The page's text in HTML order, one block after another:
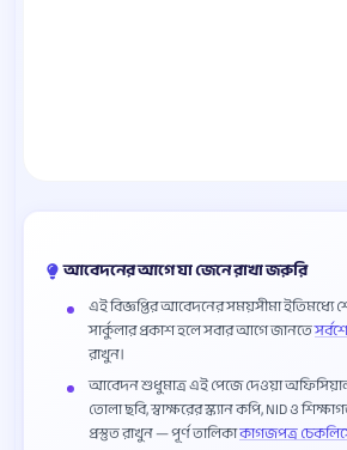
আবেদনের আগে যা জেনে রাখা জরুরি
এই বিজ্ঞপ্তির আবেদনের সময়সীমা
সার্কুলার প্রকাশ হলে সবার আগে জানতে
রাখুন।
আবেদন শুধুমাত্র এই পেজে দেওয়া
তোলা ছবি, স্বাক্ষরের স্ক্যান কপি, NID ও
প্রস্তুত রাখুন — পূর্ণ তালিকাকাগজপত্র